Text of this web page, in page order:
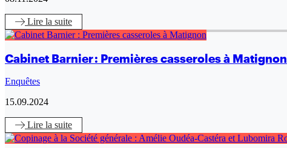
Lire la suite
Cabinet Barnier : Premières casseroles à Matignon
Enquêtes
15.09.2024
Lire la suite